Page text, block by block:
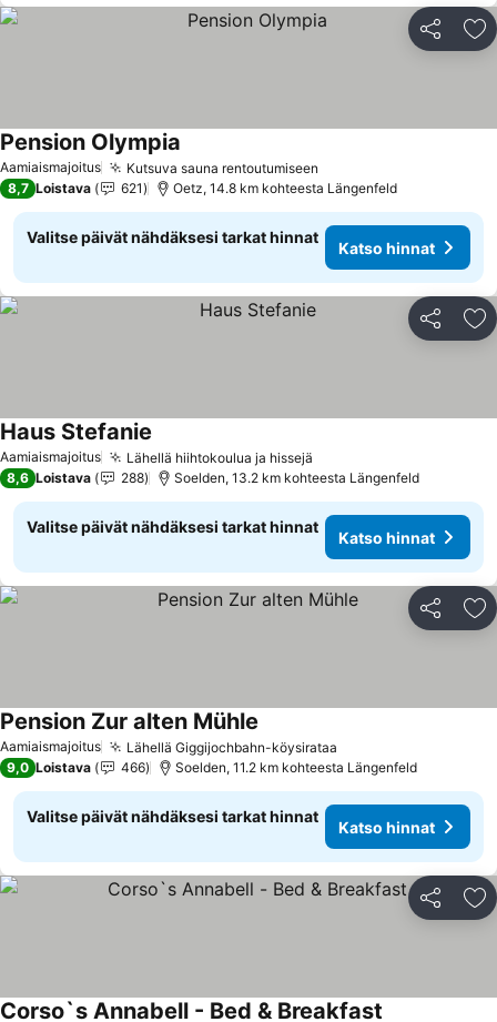
Jaa
Aamiaismajoitus Kutsuva sauna rentoutumiseen
Pension Olympia
8,7 Loistava 621 Oetz, 14.8 km kohteesta Längenfeld
Valitse päivät nähdäksesi tarkat hinnat
Katso hinnat
Jaa
Aamiaismajoitus Lähellä hiihtokoulua ja hissejä
Haus Stefanie
8,6 Loistava 288 Soelden, 13.2 km kohteesta Längenfeld
Valitse päivät nähdäksesi tarkat hinnat
Katso hinnat
Jaa
Aamiaismajoitus Lähellä Giggijochbahn-köysirataa
Pension Zur alten Mühle
9,0 Loistava 466 Soelden, 11.2 km kohteesta Längenfeld
Valitse päivät nähdäksesi tarkat hinnat
Katso hinnat
Jaa
Corso`s Annabell - Bed & Breakfast